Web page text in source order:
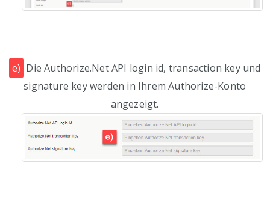
e) Die Authorize.Net API login id, transaction key und
signature key werden in Ihrem Authorize-Konto
angezeigt.